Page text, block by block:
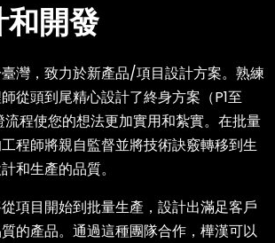
開發
灣，致力於新產品/項目設計方案。熟練
從頭到尾精心設計了終身方案（P1至
程使您的想法更加實用和紮實。在批量
程師將親自監督並將技術訣竅轉移到生
和生產的品質。
項目開始到批量生產，設計出滿足客戶
的產品。通過這種團隊合作，樺漢可以